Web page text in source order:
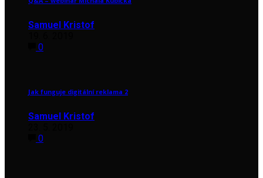
Samuel Kristof
0
Jak funguje digitální reklama 2
Samuel Kristof
0